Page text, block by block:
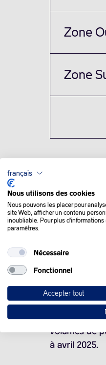
Zone
Zone
QUE
Les cours
et soutenus
La Russie
proximité de
Par ailleurs,
volumes de
à avril 2025.
français
Nous utilisons des cookies
Nous pouvons les placer pour
site Web, afficher un contenu
inoubliable. Pour plus
paramètres.
Nécessaire
Fonctionnel
Accepter tout